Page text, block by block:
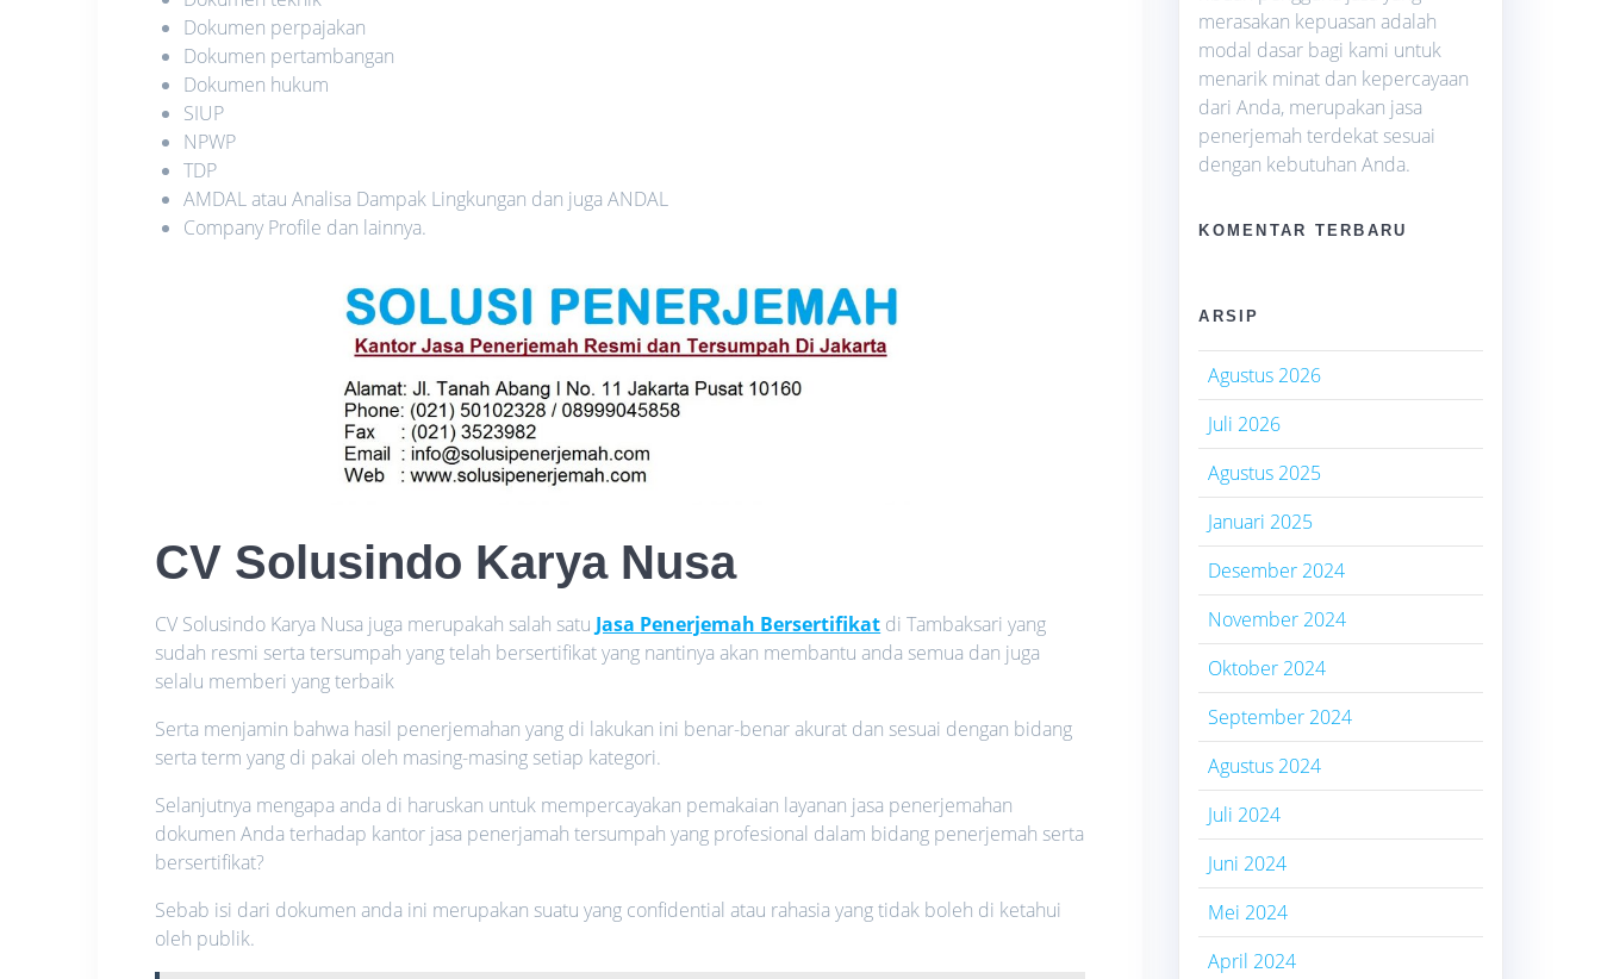
Dokumen perpajakan
Dokumen pertambangan
Dokumen hukum
SIUP
NPWP
TDP
AMDAL atau Analisa Dampak Lingkungan dan juga ANDAL
Company Profile dan lainnya.
CV Solusindo Karya Nusa
CV Solusindo Karya Nusa juga merupakah salah satu Jasa Penerjemah Bersertifikat di Tambaksari yang
sudah resmi serta tersumpah yang telah bersertifikat yang nantinya akan membantu anda semua dan juga
selalu memberi yang terbaik
Serta menjamin bahwa hasil penerjemahan yang di lakukan ini benar-benar akurat dan sesuai dengan bidang
serta term yang di pakai oleh masing-masing setiap kategori.
Selanjutnya mengapa anda di haruskan untuk mempercayakan pemakaian layanan jasa penerjemahan
dokumen Anda terhadap kantor jasa penerjamah tersumpah yang profesional dalam bidang penerjemah serta
bersertifikat?
Sebab isi dari dokumen anda ini merupakan suatu yang confidential atau rahasia yang tidak boleh di ketahui
oleh publik.
merasakan kepuasan adalah
modal dasar bagi kami untuk
menarik minat dan kepercayaan
dari Anda, merupakan jasa
penerjemah terdekat sesuai
dengan kebutuhan Anda.
KOMENTAR TERBARU
ARSIP
Agustus 2026
Juli 2026
Agustus 2025
Januari 2025
Desember 2024
November 2024
Oktober 2024
September 2024
Agustus 2024
Juli 2024
Juni 2024
Mei 2024
April 2024